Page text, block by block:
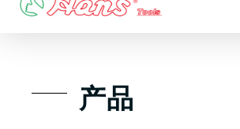
Skip
产品